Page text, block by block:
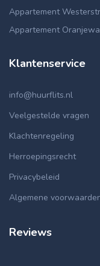
Appartement
Appartement
Klantenservice
info@huurflits.nl
Veelgestelde vragen
Klachtenregeling
Herroepingsrecht
Privacybeleid
Algemene
Reviews